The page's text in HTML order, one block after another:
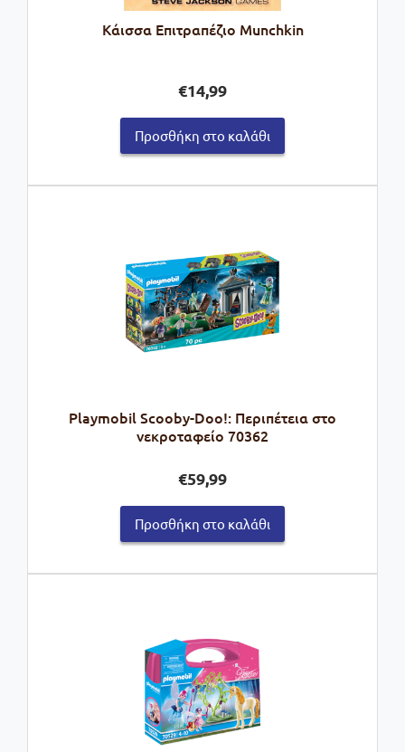
Κάισσα Επιτραπέζιο Munchkin
€14,99
Προσθήκη στο καλάθι
Playmobil Scooby-Doo!: Περιπέτεια στο
νεκροταφείο 70362
€59,99
Προσθήκη στο καλάθι